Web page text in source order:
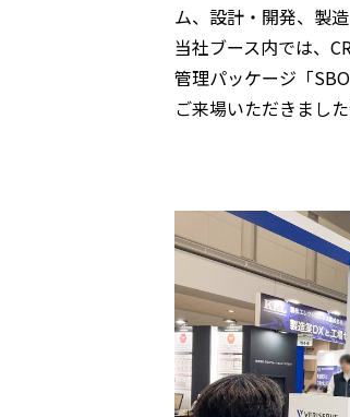
ム、設計・開発、製
当社ブース内では、
管理パッケージ「
ご来場いただきまし